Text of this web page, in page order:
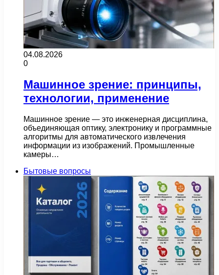
04.08.2026
0
Машинное зрение: принципы,
технологии, применение
Машинное зрение — это инженерная дисциплина,
объединяющая оптику, электронику и программные
алгоритмы для автоматического извлечения
информации из изображений. Промышленные
камеры…
Бытовые вопросы